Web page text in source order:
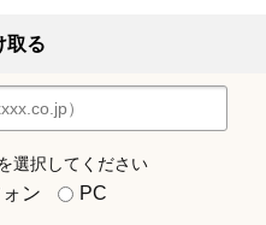
取る
選択してください
ン PC